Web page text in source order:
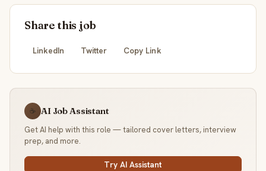
Share this job
LinkedIn Twitter Copy Link
☕ AI Job Assistant
Get AI help with this role — tailored cover letters, interview
prep, and more.
Try AI Assistant